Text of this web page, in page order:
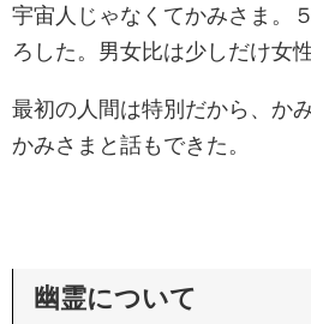
宇宙人じゃなくてかみさま。
ろした。男女比は少しだけ女
最初の人間は特別だから、か
かみさまと話もできた。
幽霊について